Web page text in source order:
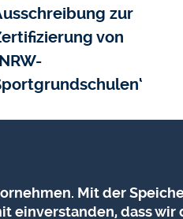
zur
von
Mit der
einverstanden, dass wir